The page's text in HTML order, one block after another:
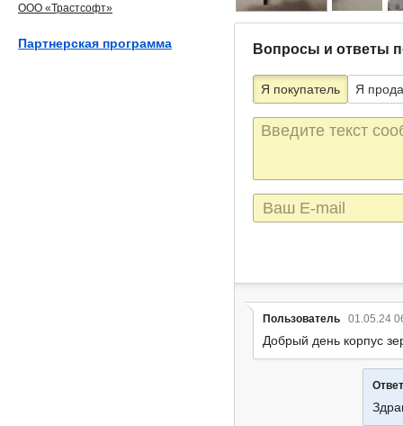
Вопросы и ответы
Я покупатель Я
Текст
сообщения
E-
mail
Пользователь 01.05.24
Добрый день корпус
ООО «Трастсофт»
Партнерская программа